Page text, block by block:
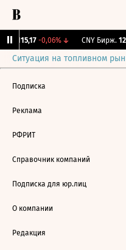
115,17 -0,06%↓ CNY Бирж.
Ситуация на топливном
Подписка
Реклама
РФРИТ
Справочник компаний
Подписка для юр.лиц
О компании
Редакция